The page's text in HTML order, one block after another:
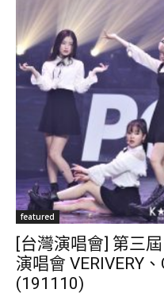
featured
[台灣演唱會] 第三
演唱會 VERIVERY
(191110)